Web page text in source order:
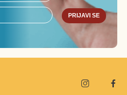
PRIJAVI SE